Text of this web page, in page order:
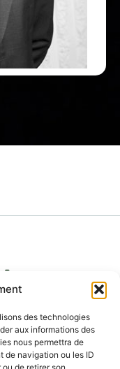
des technologies
aux informations des
nous permettra de
de navigation ou les ID